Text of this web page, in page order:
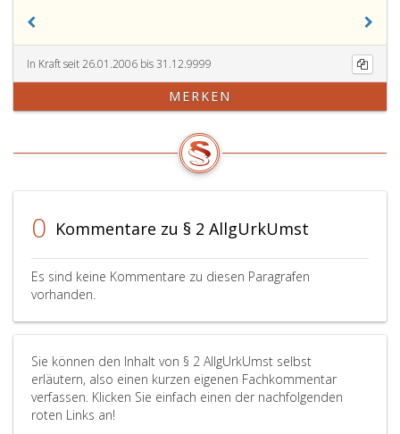
Scannen
zu
erfassen
Antragsteller
der
eine
vorzulegen;
als
zum
Scannen
verwendet
werden.
Erfassung
Speicherung
gilt
Bestätigung
Übereinstimmung
gespeicherten
der
nach
Paragraph
91,
In Kraft seit 26.01.2006 bis 31.12.9999
MERKEN
0 Kommentare zu § 2 AllgUrkUmst
Es sind keine Kommentare zu diesen Paragrafen
vorhanden.
Sie können den Inhalt von § 2 AllgUrkUmst selbst
erläutern, also einen kurzen eigenen Fachkommentar
verfassen. Klicken Sie einfach einen der nachfolgenden
roten Links an!